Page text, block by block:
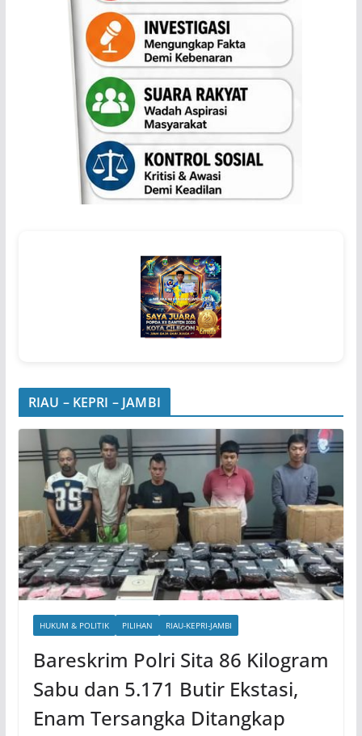
RIAU – KEPRI – JAMBI
HUKUM & POLITIK PILIHAN RIAU-KEPRI-JAMBI
Bareskrim Polri Sita 86 Kilogram
Sabu dan 5.171 Butir Ekstasi,
Enam Tersangka Ditangkap